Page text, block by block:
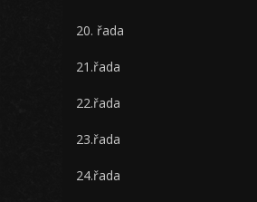
20. řada
21.řada
22.řada
23.řada
24.řada